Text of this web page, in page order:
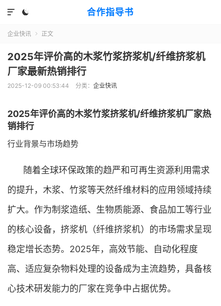
合作指导书


企业快讯  正文
2025年评价高的木浆竹浆挤浆机/纤维挤浆机
厂家最新热销排行
2025-12-09 00:53:44 分类： 企业快讯
2025年评价高的木浆竹浆挤浆机/纤维挤浆机厂家热
销排行
行业背景与市场趋势
随着全球环保政策的趋严和可再生资源利用需求
的提升，木浆、竹浆等天然纤维材料的应用领域持续
扩大。作为制浆造纸、生物质能源、食品加工等行业
的核心设备，挤浆机（纤维挤浆机）的市场需求呈现
稳定增长态势。2025年，高效节能、自动化程度
高、适应复杂物料处理的设备成为主流趋势，具备核
心技术研发能力的厂家在竞争中占据优势。